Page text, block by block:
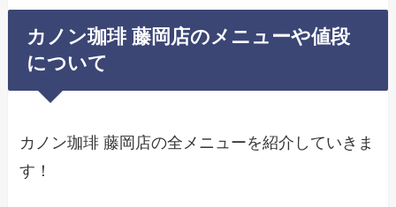
カノン珈琲 藤岡店のメニューや値段
について
カノン珈琲 藤岡店の全メニューを紹介していきま
す！